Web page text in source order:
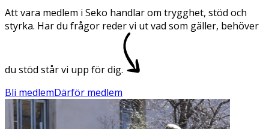
Att vara medlem i Seko handlar om trygghet, stöd och
styrka. Har du frågor reder vi ut vad som gäller, behöver
du stöd står vi upp för dig.
Bli medlemDärför medlem